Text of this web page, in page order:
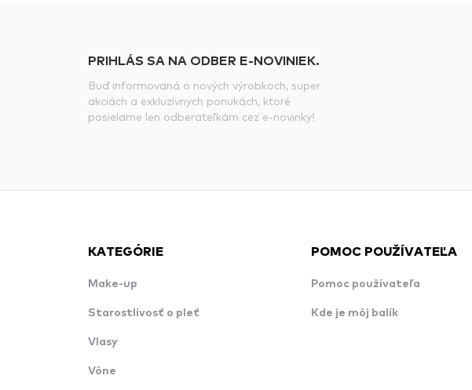
PRIHLÁS SA NA ODBER E-NOVINIEK.
Buď informovaná o nových výrobkoch, super
akciách a exkluzívnych ponukách, ktoré
posielame len odberateľkám cez e-novinky!
KATEGÓRIE
Make-up
Starostlivosť o pleť
Vlasy
Vône
POMOC POUŽÍVATEĽA
Pomoc používateľa
Kde je môj balík